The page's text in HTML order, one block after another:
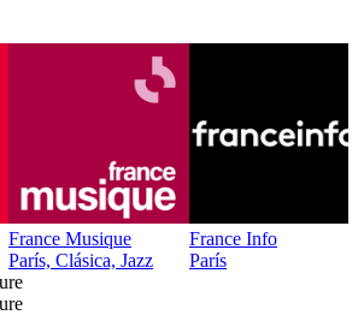
France Musique
París, Clásica, Jazz
France Info
París